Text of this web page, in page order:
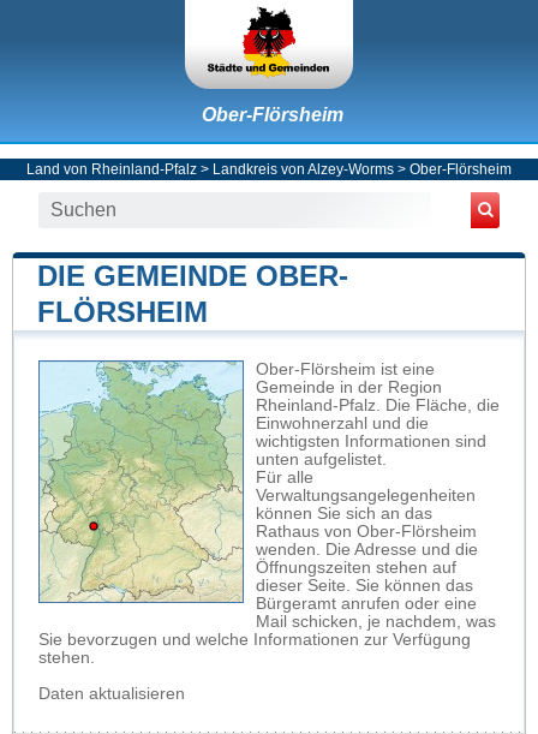
Ober-Flörsheim
Land von Rheinland-Pfalz > Landkreis von Alzey-Worms > Ober-Flörsheim
DIE GEMEINDE OBER-
FLÖRSHEIM
Ober-Flörsheim ist eine
Gemeinde in der Region
Rheinland-Pfalz. Die Fläche, die
Einwohnerzahl und die
wichtigsten Informationen sind
unten aufgelistet.
Für alle
Verwaltungsangelegenheiten
können Sie sich an das
Rathaus von Ober-Flörsheim
wenden. Die Adresse und die
Öffnungszeiten stehen auf
dieser Seite. Sie können das
Bürgeramt anrufen oder eine
Mail schicken, je nachdem, was
Sie bevorzugen und welche Informationen zur Verfügung
stehen.
Daten aktualisieren